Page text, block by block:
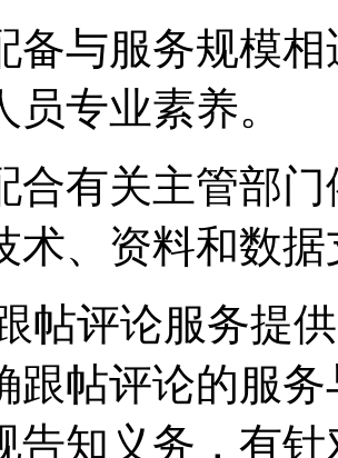
备与服务规模
员专业素养。
合有关主管部
术、资料和数
帖评论服务提
跟帖评论的服
告知义务，有